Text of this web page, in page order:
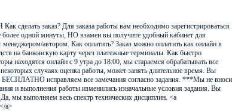
заказ? Для заказа работы вам необходимо зарегистрироваться
более одной минуты, НО взамен вы получите удобный кабинет для
автором. Как оплатить? Заказ можно оплатить как онлайн в
на банковскую карту через платежные терминалы. Как быстро
находятся онлайн с 9 утра до 18:00, мы стараемся обрабатывать все
случаях оценка работы, может занять длительное время. Вы
БЕСПЛАТНО исправляем все замечания согласно задания. ***Мы не
и выполнения работы изменились изначальные условия задания. Вы
мы выполняем весь спектр технических дисциплин. <a
a>